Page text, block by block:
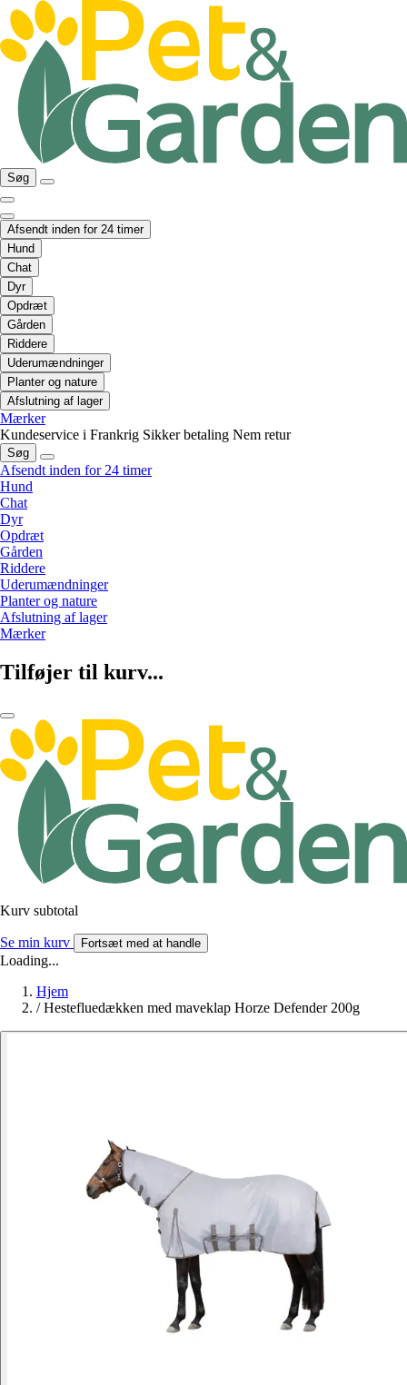
Søg
Afsendt inden for 24 timer
Hund
Chat
Dyr
Opdræt
Gården
Riddere
Uderumændninger
Planter og nature
Afslutning af lager
Mærker
Kundeservice i Frankrig Sikker betaling Nem retur
Søg
Afsendt inden for 24 timer
Hund
Chat
Dyr
Opdræt
Gården
Riddere
Uderumændninger
Planter og nature
Afslutning af lager
Mærker
Tilføjer til kurv...
Kurv subtotal
Se min kurv Fortsæt med at handle
Loading...
Hjem
/ Hestefluedækken med maveklap Horze Defender 200g